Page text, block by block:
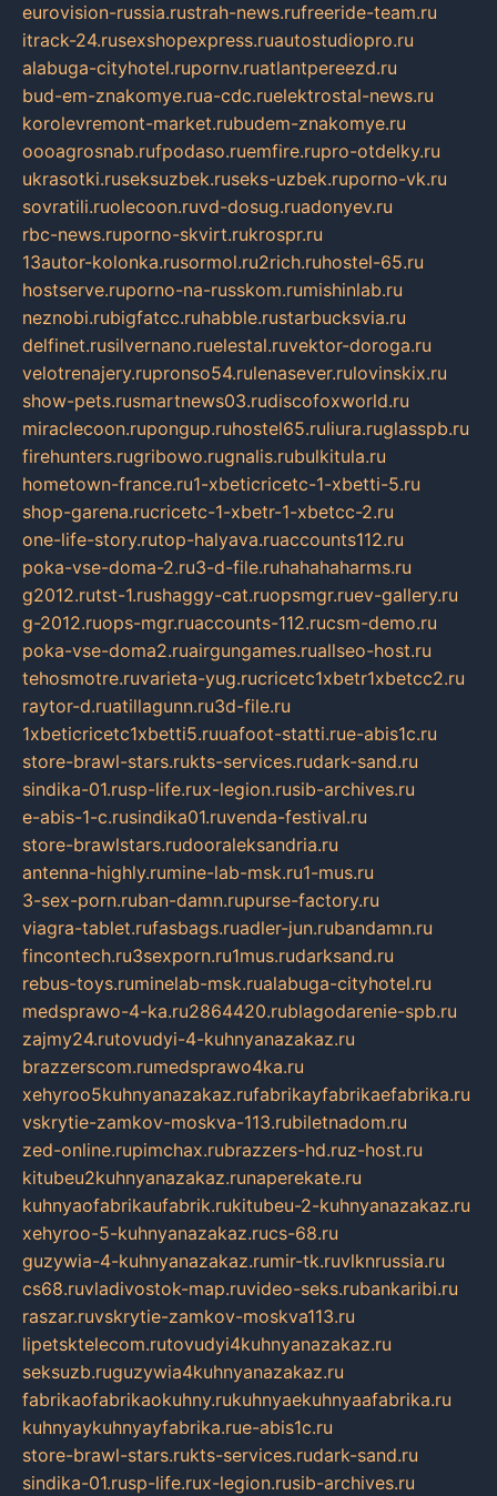
eurovision-russia.rustrah-news.rufreeride-team.ru
itrack-24.rusexshopexpress.ruautostudiopro.ru
alabuga-cityhotel.rupornv.ruatlantpereezd.ru
bud-em-znakomye.rua-cdc.ruelektrostal-news.ru
korolevremont-market.rubudem-znakomye.ru
oooagrosnab.rufpodaso.ruemfire.rupro-otdelky.ru
ukrasotki.ruseksuzbek.ruseks-uzbek.ruporno-vk.ru
sovratili.ruolecoon.ruvd-dosug.ruadonyev.ru
rbc-news.ruporno-skvirt.rukrospr.ru
13autor-kolonka.rusormol.ru2rich.ruhostel-65.ru
hostserve.ruporno-na-russkom.rumishinlab.ru
neznobi.rubigfatcc.ruhabble.rustarbucksvia.ru
delfinet.rusilvernano.ruelestal.ruvektor-doroga.ru
velotrenajery.rupronso54.rulenasever.rulovinskix.ru
show-pets.rusmartnews03.rudiscofoxworld.ru
miraclecoon.rupongup.ruhostel65.ruliura.ruglasspb.ru
firehunters.rugribowo.rugnalis.rubulkitula.ru
hometown-france.ru1-xbeticricetc-1-xbetti-5.ru
shop-garena.rucricetc-1-xbetr-1-xbetcc-2.ru
one-life-story.rutop-halyava.ruaccounts112.ru
poka-vse-doma-2.ru3-d-file.ruhahahaharms.ru
g2012.rutst-1.rushaggy-cat.ruopsmgr.ruev-gallery.ru
g-2012.ruops-mgr.ruaccounts-112.rucsm-demo.ru
poka-vse-doma2.ruairgungames.ruallseo-host.ru
tehosmotre.ruvarieta-yug.rucricetc1xbetr1xbetcc2.ru
raytor-d.ruatillagunn.ru3d-file.ru
1xbeticricetc1xbetti5.ruuafoot-statti.rue-abis1c.ru
store-brawl-stars.rukts-services.rudark-sand.ru
sindika-01.rusp-life.rux-legion.rusib-archives.ru
e-abis-1-c.rusindika01.ruvenda-festival.ru
store-brawlstars.rudooraleksandria.ru
antenna-highly.rumine-lab-msk.ru1-mus.ru
3-sex-porn.ruban-damn.rupurse-factory.ru
viagra-tablet.rufasbags.ruadler-jun.rubandamn.ru
fincontech.ru3sexporn.ru1mus.rudarksand.ru
rebus-toys.ruminelab-msk.rualabuga-cityhotel.ru
medsprawo-4-ka.ru2864420.rublagodarenie-spb.ru
zajmy24.rutovudyi-4-kuhnyanazakaz.ru
brazzerscom.rumedsprawo4ka.ru
xehyroo5kuhnyanazakaz.rufabrikayfabrikaefabrika.ru
vskrytie-zamkov-moskva-113.rubiletnadom.ru
zed-online.rupimchax.rubrazzers-hd.ruz-host.ru
kitubeu2kuhnyanazakaz.runaperekate.ru
kuhnyaofabrikaufabrik.rukitubeu-2-kuhnyanazakaz.ru
xehyroo-5-kuhnyanazakaz.rucs-68.ru
guzywia-4-kuhnyanazakaz.rumir-tk.ruvlknrussia.ru
cs68.ruvladivostok-map.ruvideo-seks.rubankaribi.ru
raszar.ruvskrytie-zamkov-moskva113.ru
lipetsktelecom.rutovudyi4kuhnyanazakaz.ru
seksuzb.ruguzywia4kuhnyanazakaz.ru
fabrikaofabrikaokuhny.rukuhnyaekuhnyaafabrika.ru
kuhnyaykuhnyayfabrika.rue-abis1c.ru
store-brawl-stars.rukts-services.rudark-sand.ru
sindika-01.rusp-life.rux-legion.rusib-archives.ru